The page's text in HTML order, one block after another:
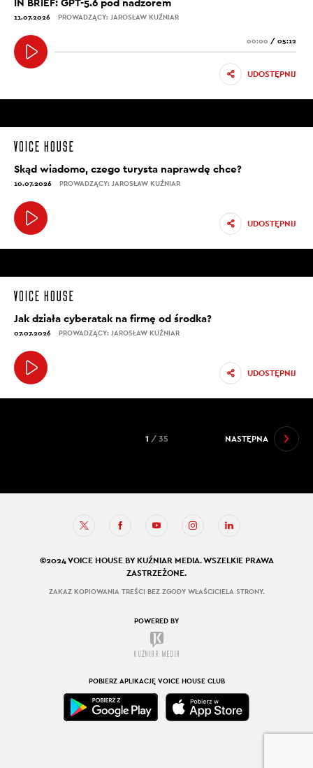
11.07.2026 PROWADZĄCY: JAROSŁAW KUŹNIAR
00:00 / 05:12
UDOSTĘPNIJ
Skąd wiadomo, czego turysta naprawdę chce?
10.07.2026 PROWADZĄCY: JAROSŁAW KUŹNIAR
UDOSTĘPNIJ
Jak działa cyberatak na firmę od środka?
07.07.2026 PROWADZĄCY: JAROSŁAW KUŹNIAR
UDOSTĘPNIJ
NASTĘPNA
1 / 35
©2024 VOICE HOUSE BY KUŹNIAR MEDIA. WSZELKIE PRAWA
ZASTRZEŻONE.
ZAKAZ KOPIOWANIA TREŚCI BEZ ZGODY WŁAŚCICIELA STRONY.
POWERED BY
POBIERZ APLIKACJĘ VOICE HOUSE CLUB